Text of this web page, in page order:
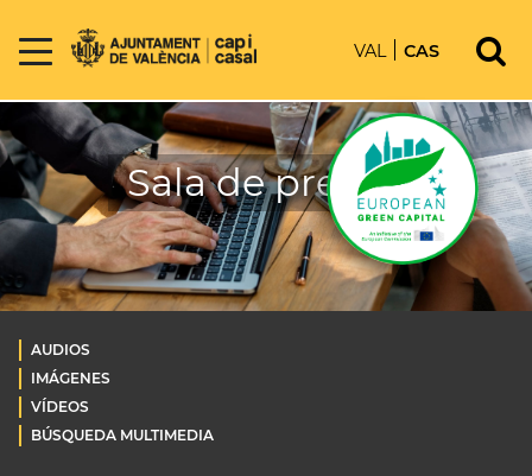
VAL CAS
Sala de prensa
AUDIOS
IMÁGENES
VÍDEOS
BÚSQUEDA MULTIMEDIA